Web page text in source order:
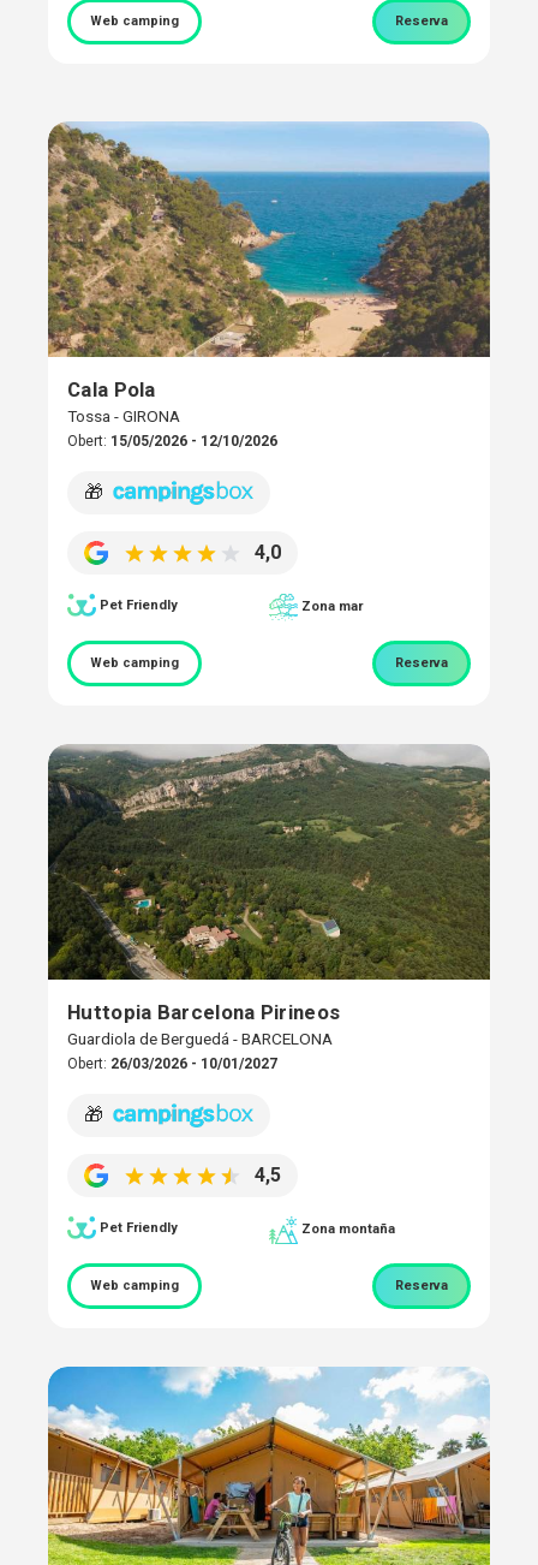
Web camping Reserva
Cala Pola
Tossa - GIRONA
Obert: 15/05/2026 - 12/10/2026
🎁
4,0
Pet Friendly Zona mar
Web camping Reserva
Huttopia Barcelona Pirineos
Guardiola de Berguedá - BARCELONA
Obert: 26/03/2026 - 10/01/2027
🎁
4,5
Pet Friendly Zona montaña
Web camping Reserva